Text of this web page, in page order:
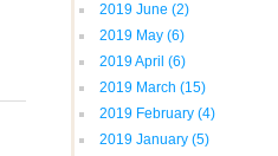
2019 June (2)
2019 May (6)
2019 April (6)
2019 March (15)
2019 February (4)
2019 January (5)